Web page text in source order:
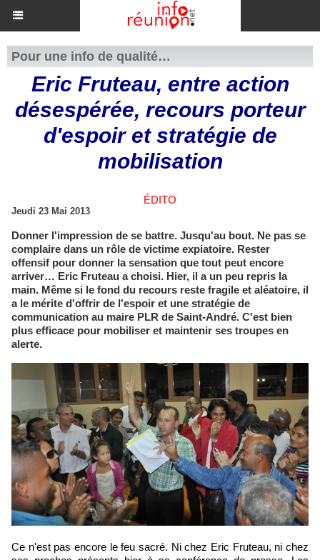
Pour une info de qualité…
Eric Fruteau, entre action
désespérée, recours porteur
d'espoir et stratégie de
mobilisation
ÉDITO
Jeudi 23 Mai 2013
Donner l'impression de se battre. Jusqu'au bout. Ne pas se
complaire dans un rôle de victime expiatoire. Rester
offensif pour donner la sensation que tout peut encore
arriver… Eric Fruteau a choisi. Hier, il a un peu repris la
main. Même si le fond du recours reste fragile et aléatoire, il
a le mérite d'offrir de l'espoir et une stratégie de
communication au maire PLR de Saint-André. C'est bien
plus efficace pour mobiliser et maintenir ses troupes en
alerte.
Ce n'est pas encore le feu sacré. Ni chez Eric Fruteau, ni chez